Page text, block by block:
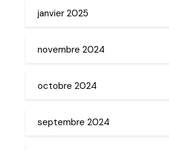
janvier 2025
novembre 2024
octobre 2024
septembre 2024